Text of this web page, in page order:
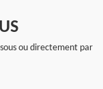
ou directement par